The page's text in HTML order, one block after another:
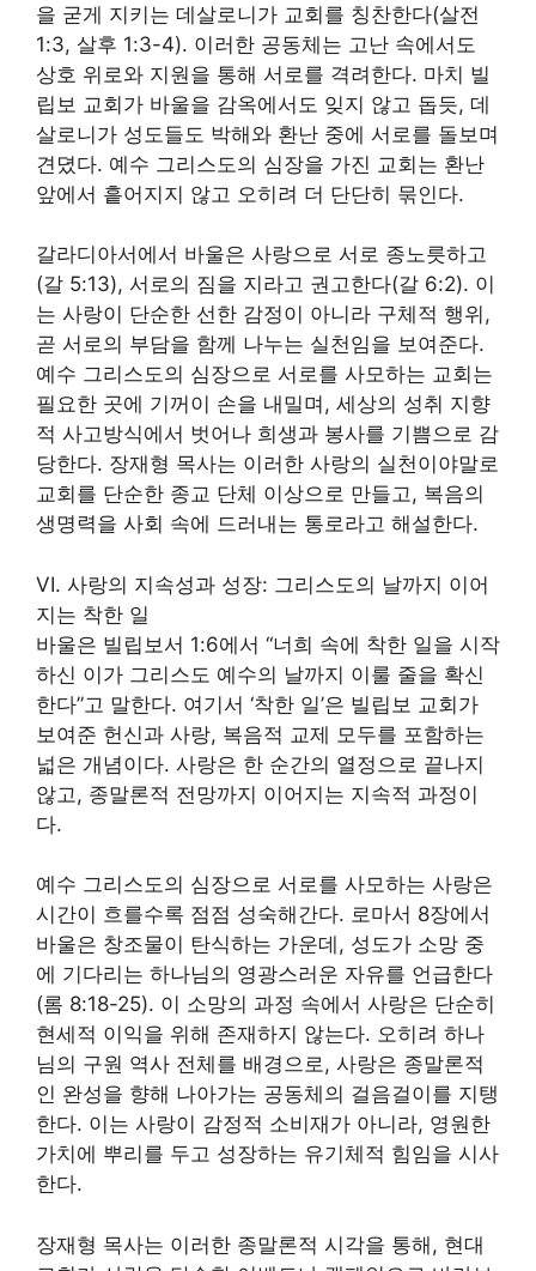
을 굳게 지키는 데살로니가 교회를 칭찬한다(살전
1:3, 살후 1:3-4). 이러한 공동체는 고난 속에서도
상호 위로와 지원을 통해 서로를 격려한다. 마치 빌
립보 교회가 바울을 감옥에서도 잊지 않고 돕듯, 데
살로니가 성도들도 박해와 환난 중에 서로를 돌보며
견뎠다. 예수 그리스도의 심장을 가진 교회는 환난
앞에서 흩어지지 않고 오히려 더 단단히 묶인다.
갈라디아서에서 바울은 사랑으로 서로 종노릇하고
(갈 5:13), 서로의 짐을 지라고 권고한다(갈 6:2). 이
는 사랑이 단순한 선한 감정이 아니라 구체적 행위,
곧 서로의 부담을 함께 나누는 실천임을 보여준다.
예수 그리스도의 심장으로 서로를 사모하는 교회는
필요한 곳에 기꺼이 손을 내밀며, 세상의 성취 지향
적 사고방식에서 벗어나 희생과 봉사를 기쁨으로 감
당한다. 장재형 목사는 이러한 사랑의 실천이야말로
교회를 단순한 종교 단체 이상으로 만들고, 복음의
생명력을 사회 속에 드러내는 통로라고 해설한다.
VI. 사랑의 지속성과 성장: 그리스도의 날까지 이어
지는 착한 일
바울은 빌립보서 1:6에서 “너희 속에 착한 일을 시작
하신 이가 그리스도 예수의 날까지 이룰 줄을 확신
한다”고 말한다. 여기서 ‘착한 일’은 빌립보 교회가
보여준 헌신과 사랑, 복음적 교제 모두를 포함하는
넓은 개념이다. 사랑은 한 순간의 열정으로 끝나지
않고, 종말론적 전망까지 이어지는 지속적 과정이
다.
예수 그리스도의 심장으로 서로를 사모하는 사랑은
시간이 흐를수록 점점 성숙해간다. 로마서 8장에서
바울은 창조물이 탄식하는 가운데, 성도가 소망 중
에 기다리는 하나님의 영광스러운 자유를 언급한다
(롬 8:18-25). 이 소망의 과정 속에서 사랑은 단순히
현세적 이익을 위해 존재하지 않는다. 오히려 하나
님의 구원 역사 전체를 배경으로, 사랑은 종말론적
인 완성을 향해 나아가는 공동체의 걸음걸이를 지탱
한다. 이는 사랑이 감정적 소비재가 아니라, 영원한
가치에 뿌리를 두고 성장하는 유기체적 힘임을 시사
한다.
장재형 목사는 이러한 종말론적 시각을 통해, 현대